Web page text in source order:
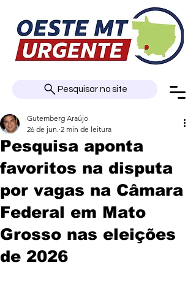
Pesquisar no site
Pesquisa aponta
favoritos na disputa
por vagas na Câmara
Federal em Mato
Grosso nas eleições
de 2026
Gutemberg Araújo
26 de jun. 2 min de leitura